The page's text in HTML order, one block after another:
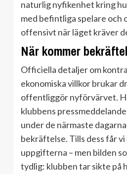
naturlig nyfikenhet kring
med befintliga spelare och
offensivt när läget kräver
När kommer
Officiella detaljer om
ekonomiska villkor brukar
offentliggör nyförvärvet.
klubbens
under de närmaste
bekräftelse. Tills dess får vi
uppgifterna – men bilden
tydlig: klubben tar sikte på